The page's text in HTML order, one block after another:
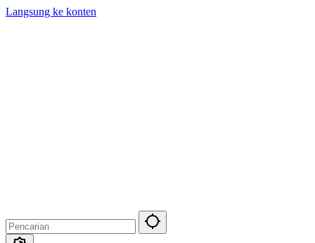
Langsung ke konten